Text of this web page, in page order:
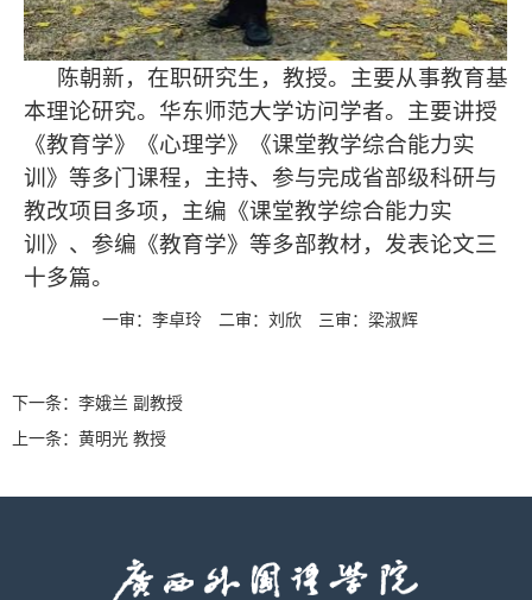
陈朝新，在职研究生，教授。主要从事教育基
本理论研究。华东师范大学访问学者。主要讲授
《教育学》《心理学》《课堂教学综合能力实
训》等多门课程，主持、参与完成省部级科研与
教改项目多项，主编《课堂教学综合能力实
训》、参编《教育学》等多部教材，发表论文三
十多篇。
一审：李卓玲 二审：刘欣 三审：梁淑辉
下一条： 李娥兰 副教授
上一条： 黄明光 教授